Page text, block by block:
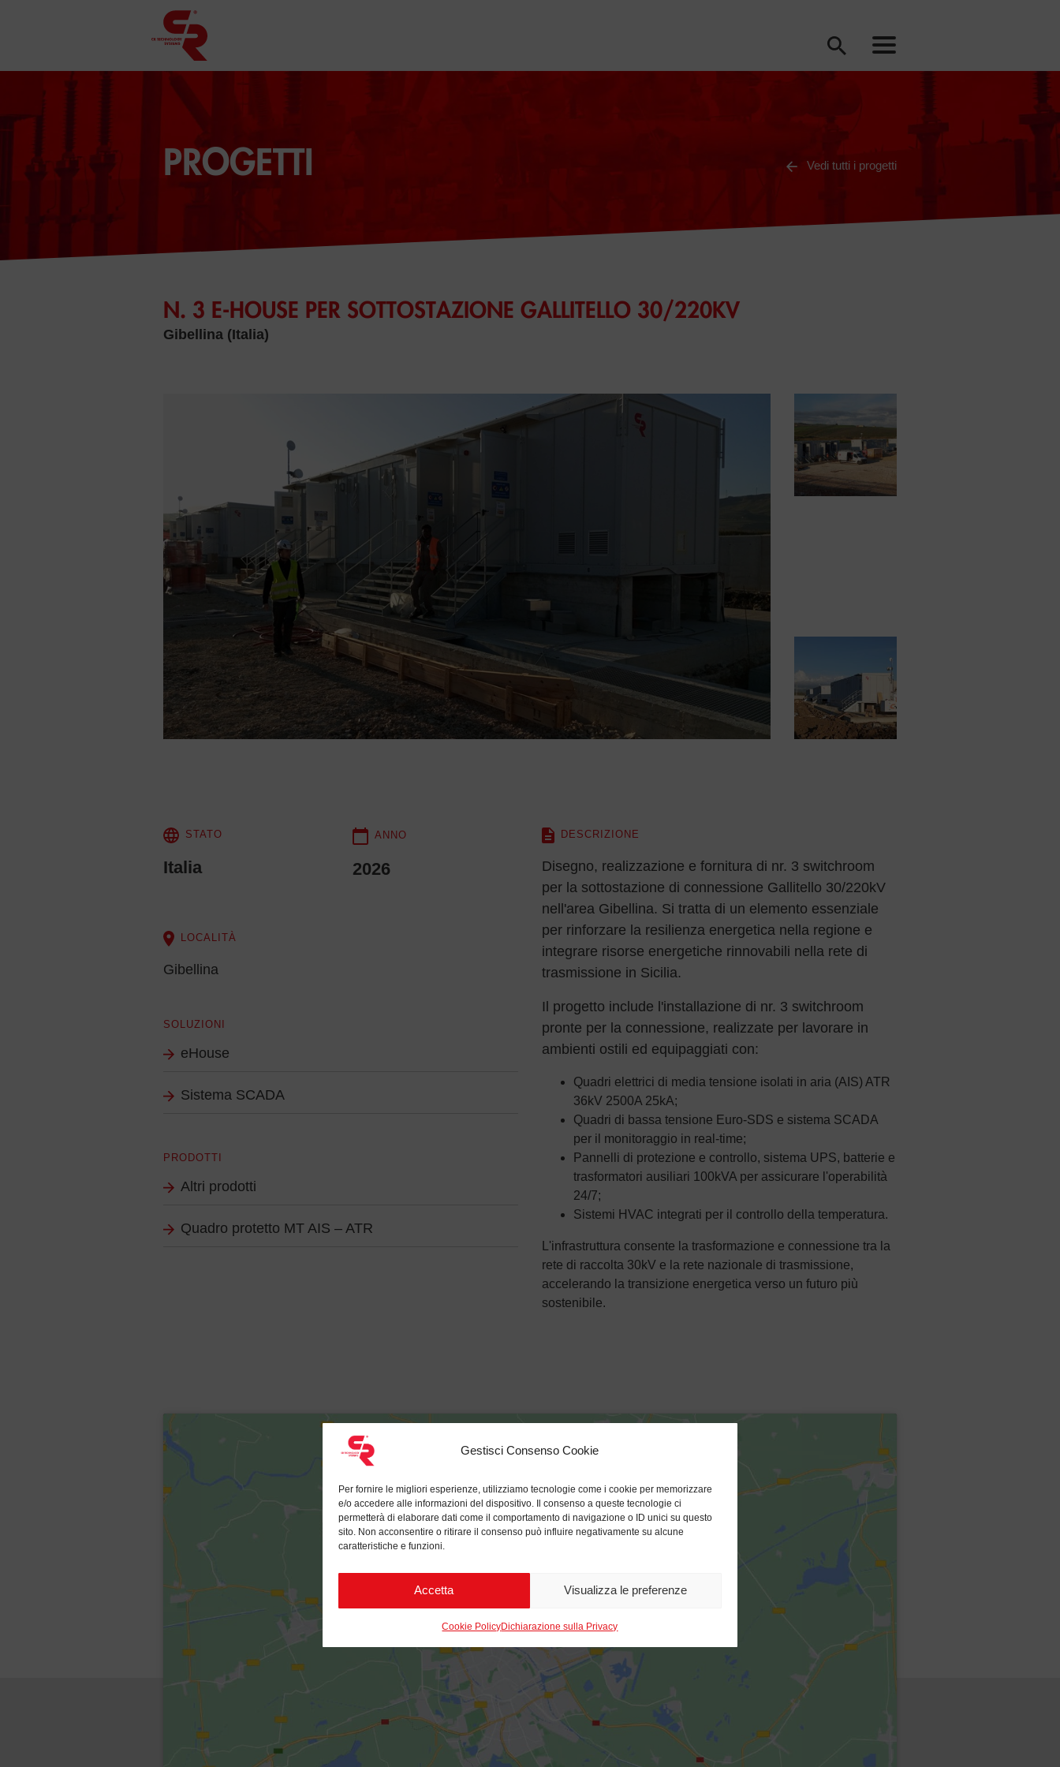
Gestisci Consenso Cookie
Per fornire le migliori esperienze, utilizziamo tecnologie come i cookie per memorizzare
e/o accedere alle informazioni del dispositivo. Il consenso a queste tecnologie ci
permetterà di elaborare dati come il comportamento di navigazione o ID unici su questo
sito. Non acconsentire o ritirare il consenso può influire negativamente su alcune
caratteristiche e funzioni.
Accetta Visualizza le preferenze
Cookie PolicyDichiarazione sulla Privacy
PROGETTI Vedi tutti i progetti
N. 3 E-HOUSE PER SOTTOSTAZIONE GALLITELLO 30/220KV
Gibellina (Italia)
STATO
Italia
ANNO
2026
LOCALITÀ
Gibellina
SOLUZIONI
eHouse
Sistema SCADA
PRODOTTI
Altri prodotti
Quadro protetto MT AIS – ATR
DESCRIZIONE
Disegno, realizzazione e fornitura di nr. 3 switchroom
per la sottostazione di connessione Gallitello 30/220kV
nell'area Gibellina. Si tratta di un elemento essenziale
per rinforzare la resilienza energetica nella regione e
integrare risorse energetiche rinnovabili nella rete di
trasmissione in Sicilia.
Il progetto include l'installazione di nr. 3 switchroom
pronte per la connessione, realizzate per lavorare in
ambienti ostili ed equipaggiati con:
Quadri elettrici di media tensione isolati in aria (AIS) ATR
36kV 2500A 25kA;
Quadri di bassa tensione Euro-SDS e sistema SCADA
per il monitoraggio in real-time;
Pannelli di protezione e controllo, sistema UPS, batterie e
trasformatori ausiliari 100kVA per assicurare l'operabilità
24/7;
Sistemi HVAC integrati per il controllo della temperatura.
L'infrastruttura consente la trasformazione e connessione tra la
rete di raccolta 30kV e la rete nazionale di trasmissione,
accelerando la transizione energetica verso un futuro più
sostenibile.